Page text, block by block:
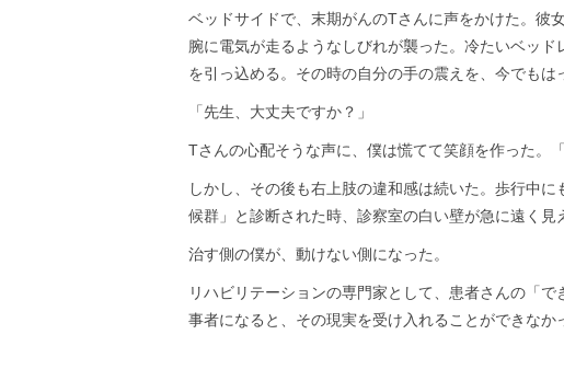
ベッドサイドで、末期がんのTさんに声をかけた。彼
腕に電気が走るようなしびれが襲った。冷たいベッ
を引っ込める。その時の自分の手の震えを、今でもは
「先生、大丈夫ですか？」
Tさんの心配そうな声に、僕は慌てて笑顔を作った。
しかし、その後も右上肢の違和感は続いた。歩行中
候群」と診断された時、診察室の白い壁が急に遠く見
治す側の僕が、動けない側になった。
リハビリテーションの専門家として、患者さんの「
事者になると、その現実を受け入れることができなか